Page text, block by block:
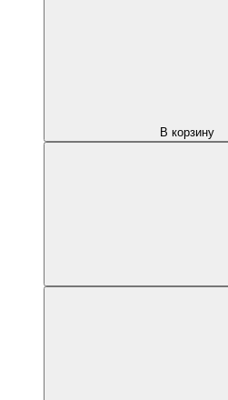
В корзину